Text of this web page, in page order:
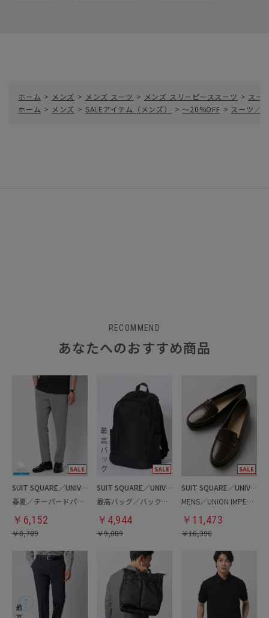
ホーム > メンズ > メンズ スーツ > メンズ スリーピーススーツ > スー
ホーム > メンズ > SALEアイテム（メンズ） > ～20%OFF > スーツ／
RECOMMEND
あなたへのおすすめ商品
SUIT SQUARE／UNIVERSAL LANGUAGE
春夏／テーパードパンツ
￥ 6,152
￥8,789
SUIT SQUARE／UNIVERSAL LANGUAGE
最高バッグ／バックパック
￥ 4,944
￥9,889
SUIT SQUARE／UNIVERSAL LANGUAGE
MENS／UNION IMPERIAL監修／コインローファー
￥ 11,473
￥16,390